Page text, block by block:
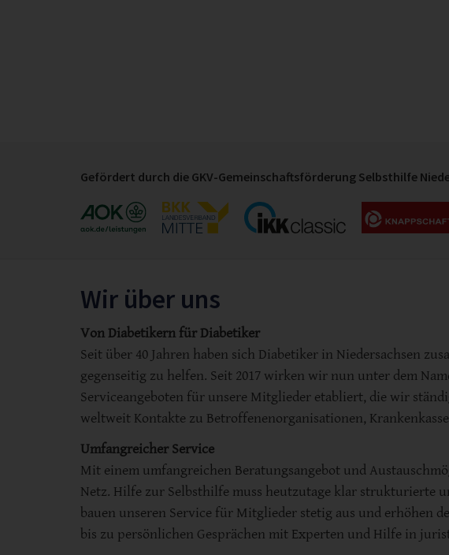
Gefördert durch die GKV-Gemeinschaftsförderung Selbsthilfe
Wir über uns
Von Diabetikern für Diabetiker
Seit über 40 Jahren haben sich Diabetiker in Niedersachsen
gegenseitig zu helfen. Seit 2017 wirken wir nun unter dem
Serviceangeboten für unsere Mitglieder etabliert, die wir
weltweit Kontakte zu Betroffenenorganisationen,
Umfangreicher Service
Mit einem umfangreichen Beratungsangebot und
Netz. Hilfe zur Selbsthilfe muss heutzutage klar strukturierte
bauen unseren Service für Mitglieder stetig aus und erhöhen
bis zu persönlichen Gesprächen mit Experten und Hilfe in